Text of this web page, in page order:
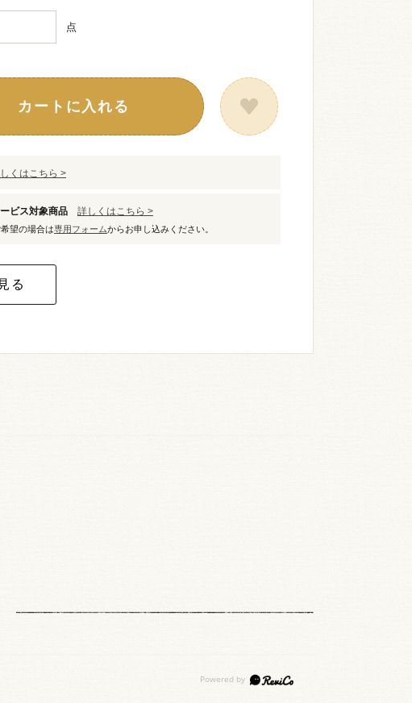
点
カートに入れる
くはこちら >
ビス対象商品 詳しくはこちら >
望の場合は専用フォームからお申し込みください。